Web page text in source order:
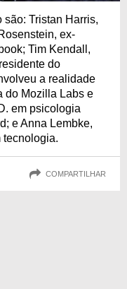
Tristan Harris,
ex-
Tim Kendall,
do
a realidade
do Mozilla Labs e
em psicologia
e Anna Lembke,
tecnologia.
COMPARTILHAR